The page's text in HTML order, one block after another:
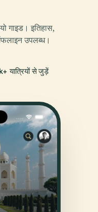
गाइड। इतिहास,
उपलब्ध।
यात्रियों से जुड़ें